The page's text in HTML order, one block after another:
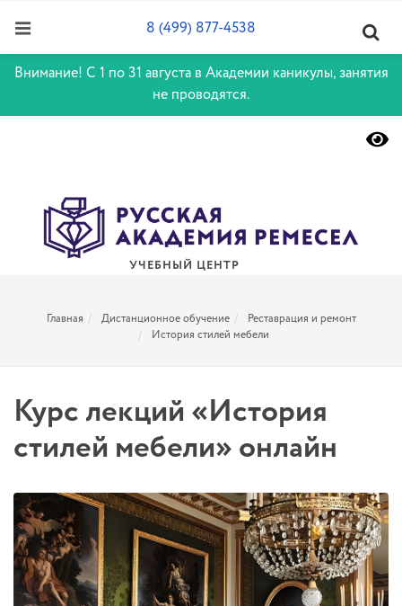
Внимание! С 1 по 31 августа в Академии каникулы, занятия
не проводятся.
УЧЕБНЫЙ ЦЕНТР
8 (499) 877-4538
Главная Дистанционное обучение
Реставрация и ремонт
История стилей мебели
Курс лекций «История
стилей мебели» онлайн